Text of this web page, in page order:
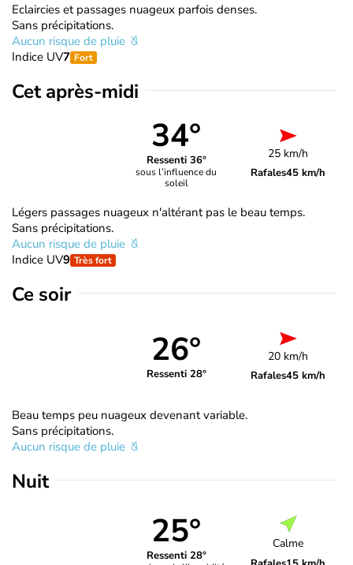
Eclaircies et passages nuageux parfois denses.
Sans précipitations.
Aucun risque de pluie
Indice UV7 Fort
Cet après-midi
34°
Ressenti 36°
sous l’influence du
soleil
25 km/h
Rafales45 km/h
Légers passages nuageux n'altérant pas le beau temps.
Sans précipitations.
Aucun risque de pluie
Indice UV9 Très fort
Ce soir
26°
Ressenti 28°
20 km/h
Rafales45 km/h
Beau temps peu nuageux devenant variable.
Sans précipitations.
Aucun risque de pluie
Nuit
25°
Ressenti 28°
Calme